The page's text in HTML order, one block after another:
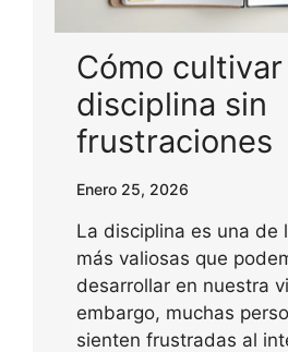
Cómo cultivar
disciplina sin
frustraciones
Enero 25, 2026
La disciplina es una de
más valiosas que
desarrollar en nuestra
embargo, muchas
sienten frustradas al